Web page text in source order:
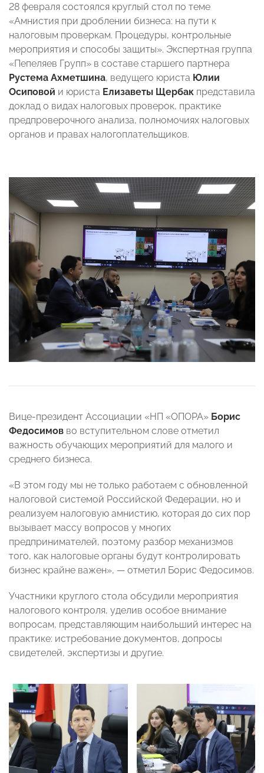
28 февраля состоялся круглый стол по теме
«Амнистия при дроблении бизнеса: на пути к
налоговым проверкам. Процедуры, контрольные
мероприятия и способы защиты». Экспертная группа
«Пепеляев Групп» в составе старшего партнера
Рустема Ахметшина, ведущего юриста Юлии
Осиповой и юриста Елизаветы Щербак представила
доклад о видах налоговых проверок, практике
предпроверочного анализа, полномочиях налоговых
органов и правах налогоплательщиков.
Вице-президент Ассоциации «НП «ОПОРА» Борис
Федосимов во вступительном слове отметил
важность обучающих мероприятий для малого и
среднего бизнеса.
«В этом году мы не только работаем с обновленной
налоговой системой Российской Федерации, но и
реализуем налоговую амнистию, которая до сих пор
вызывает массу вопросов у многих
предпринимателей, поэтому разбор механизмов
того, как налоговые органы будут контролировать
бизнес крайне важен», — отметил Борис Федосимов.
Участники круглого стола обсудили мероприятия
налогового контроля, уделив особое внимание
вопросам, представляющим наибольший интерес на
практике: истребование документов, допросы
свидетелей, экспертизы и другие.